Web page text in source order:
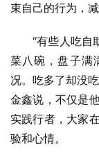
束自己的行为，减
“有些人吃自
菜八碗，盘子满
况。吃多了却没
金鑫说，不仅是
实践行者，大家
验和心情。